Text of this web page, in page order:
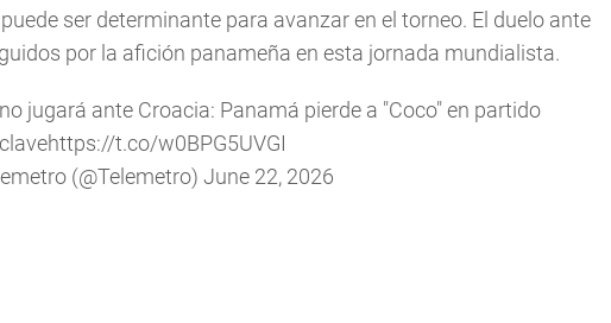
ser determinante para avanzar en el torneo. El duelo ante
por la afición panameña en esta jornada mundialista.
jugará ante Croacia: Panamá pierde a "Coco" en partido
clavehttps://t.co/w0BPG5UVGI
(@Telemetro) June 22, 2026